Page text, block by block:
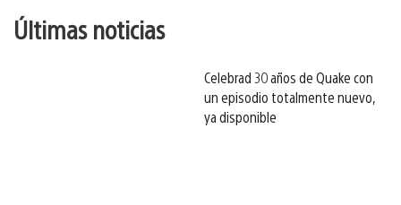
Últimas noticias
Celebrad 30 años de Quake con
un episodio totalmente nuevo,
ya disponible